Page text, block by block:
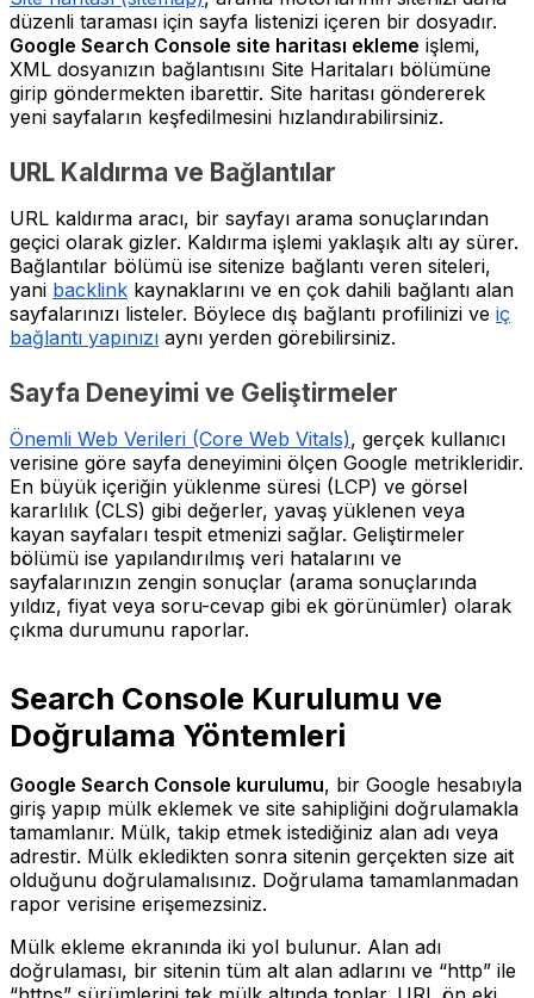
düzenli taraması için sayfa listenizi içeren bir dosyadır.
Google Search Console site haritası ekleme işlemi,
XML dosyanızın bağlantısını Site Haritaları bölümüne
girip göndermekten ibarettir. Site haritası göndererek
yeni sayfaların keşfedilmesini hızlandırabilirsiniz.
URL Kaldırma ve Bağlantılar
URL kaldırma aracı, bir sayfayı arama sonuçlarından
geçici olarak gizler. Kaldırma işlemi yaklaşık altı ay sürer.
Bağlantılar bölümü ise sitenize bağlantı veren siteleri,
yani backlink kaynaklarını ve en çok dahili bağlantı alan
sayfalarınızı listeler. Böylece dış bağlantı profilinizi ve iç
bağlantı yapınızı aynı yerden görebilirsiniz.
Sayfa Deneyimi ve Geliştirmeler
Önemli Web Verileri (Core Web Vitals), gerçek kullanıcı
verisine göre sayfa deneyimini ölçen Google metrikleridir.
En büyük içeriğin yüklenme süresi (LCP) ve görsel
kararlılık (CLS) gibi değerler, yavaş yüklenen veya
kayan sayfaları tespit etmenizi sağlar. Geliştirmeler
bölümü ise yapılandırılmış veri hatalarını ve
sayfalarınızın zengin sonuçlar (arama sonuçlarında
yıldız, fiyat veya soru-cevap gibi ek görünümler) olarak
çıkma durumunu raporlar.
Search Console Kurulumu ve
Doğrulama Yöntemleri
Google Search Console kurulumu, bir Google hesabıyla
giriş yapıp mülk eklemek ve site sahipliğini doğrulamakla
tamamlanır. Mülk, takip etmek istediğiniz alan adı veya
adrestir. Mülk ekledikten sonra sitenin gerçekten size ait
olduğunu doğrulamalısınız. Doğrulama tamamlanmadan
rapor verisine erişemezsiniz.
Mülk ekleme ekranında iki yol bulunur. Alan adı
doğrulaması, bir sitenin tüm alt alan adlarını ve “http” ile